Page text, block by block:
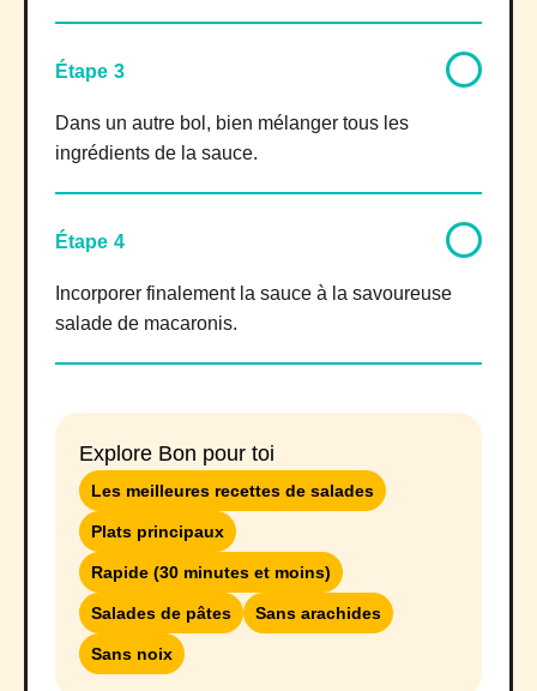
Étape 3
Dans un autre bol, bien mélanger tous les
ingrédients de la sauce.
Étape 4
Incorporer finalement la sauce à la savoureuse
salade de macaronis.
Explore Bon pour toi
Les meilleures recettes de salades
Plats principaux
Rapide (30 minutes et moins)
Salades de pâtes Sans arachides
Sans noix